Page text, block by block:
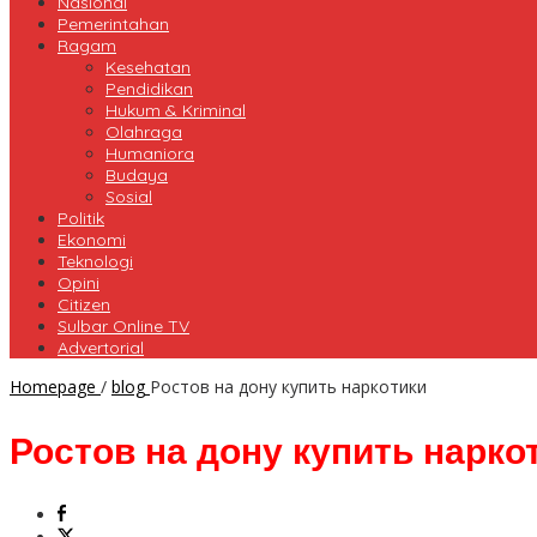
Pemerintahan
Ragam
Kesehatan
Pendidikan
Hukum & Kriminal
Olahraga
Humaniora
Budaya
Sosial
Politik
Ekonomi
Teknologi
Opini
Citizen
Sulbar Online TV
Advertorial
Homepage / blog Ростов на дону купить наркотики
Ростов на дону купить